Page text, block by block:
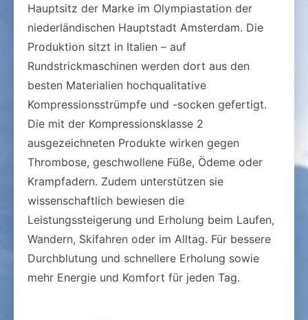
Hauptsitz der Marke im Olympiastation der
niederländischen Hauptstadt Amsterdam. Die
Produktion sitzt in Italien – auf
Rundstrickmaschinen werden dort aus den
besten Materialien hochqualitative
Kompressionsstrümpfe und -socken gefertigt.
Die mit der Kompressionsklasse 2
ausgezeichneten Produkte wirken gegen
Thrombose, geschwollene Füße, Ödeme oder
Krampfadern. Zudem unterstützen sie
wissenschaftlich bewiesen die
Leistungssteigerung und Erholung beim Laufen,
Wandern, Skifahren oder im Alltag. Für bessere
Durchblutung und schnellere Erholung sowie
mehr Energie und Komfort für jeden Tag.